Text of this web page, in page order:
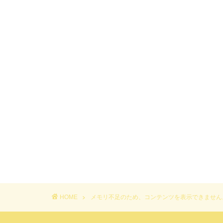
HOME メモリ不足のため、コンテンツを表示できませ